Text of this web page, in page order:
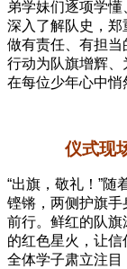
弟学妹们逐项学懂
深入了解队史，
做有责任、有担
行动为队旗增辉
在每位少年心中悄
仪式现
“出旗，敬礼！”随
铿锵，两侧护旗
前行。鲜红的队
的红色星火，让
全体学子肃立注目